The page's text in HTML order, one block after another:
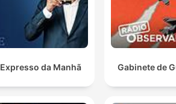
Expresso da Manhã Gabinete de